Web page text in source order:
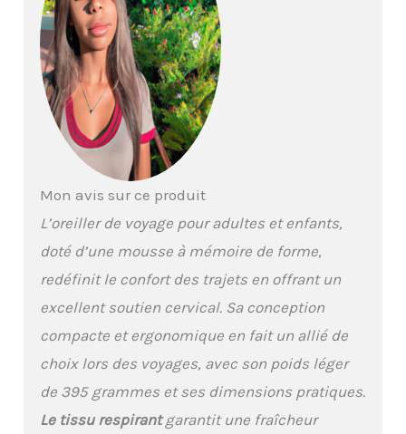
parfait pour les avions,
les trains et les voitures.
Avec un soutien du
menton doux mais
ferme, vous dites adieu
aux ronflements et aux
moments d'ouverture de
la bouche. Idéal pour la
soulage l'anxiété du
voyage en offrant un
maximum de confort et
une sensation de câlin
confortable, vous
distrayant de la peur de
voler, du stress et des
douleurs. Son soutien
efficace crée un
environnement serein,
vous aidant à vous
détendre et à profiter de
votre voyage.
Mon avis sur ce produit
L’oreiller de voyage pour adultes et enfants,
doté d’une mousse à mémoire de forme,
redéfinit le confort des trajets en offrant un
excellent soutien cervical. Sa conception
compacte et ergonomique en fait un allié de
choix lors des voyages, avec son poids léger
de 395 grammes et ses dimensions pratiques.
Le tissu respirantgarantit une fraîcheur